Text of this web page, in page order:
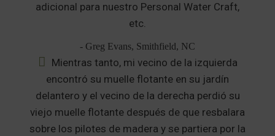
adicional para nuestro Personal Water Craft,
etc.
- Greg Evans, Smithfield, NC
Mientras tanto, mi vecino de la izquierda
encontró su muelle flotante en su jardín
delantero y el vecino de la derecha perdió su
viejo muelle flotante después de que resbalara
sobre los pilotes de madera y se partiera por la